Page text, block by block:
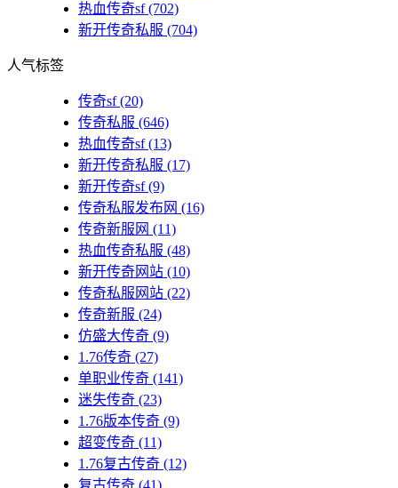
热血传奇sf(702)
新开传奇私服 (704)
人气标签
传奇sf(20)
传奇私服 (646)
热血传奇sf(13)
新开传奇私服 (17)
新开传奇sf(9)
传奇私服发布网 (16)
传奇新服网 (11)
热血传奇私服 (48)
新开传奇网站 (10)
传奇私服网站 (22)
传奇新服 (24)
仿盛大传奇 (9)
1.76传奇 (27)
单职业传奇 (141)
迷失传奇 (23)
1.76版本传奇 (9)
超变传奇 (11)
1.76复古传奇 (12)